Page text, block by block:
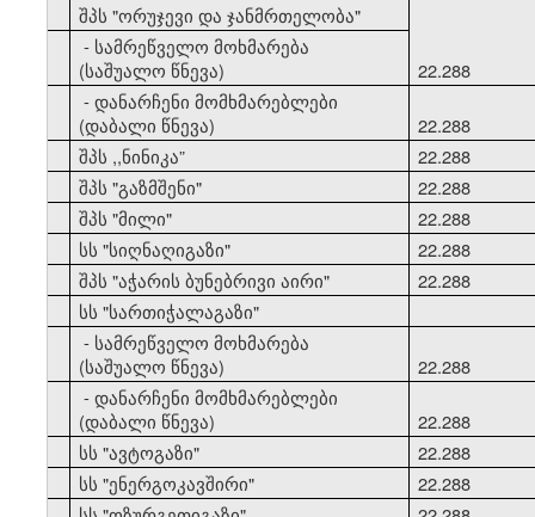
შპს "ორუჯევი და ჯანმრთელობა"
- სამრეწველო მოხმარება
(საშუალო წნევა)
22.288
- დანარჩენი მომხმარებლები
(დაბალი წნევა)
22.288
შპს ,,ნინიკა”
22.288
შპს "გაზმშენი"
22.288
შპს "მილი"
22.288
სს "სიღნაღიგაზი"
22.288
შპს "აჭარის ბუნებრივი აირი"
22.288
სს "სართიჭალაგაზი"
- სამრეწველო მოხმარება
(საშუალო წნევა)
22.288
- დანარჩენი მომხმარებლები
(დაბალი წნევა)
22.288
სს "ავტოგაზი"
22.288
სს "ენერგოკავშირი"
22.288